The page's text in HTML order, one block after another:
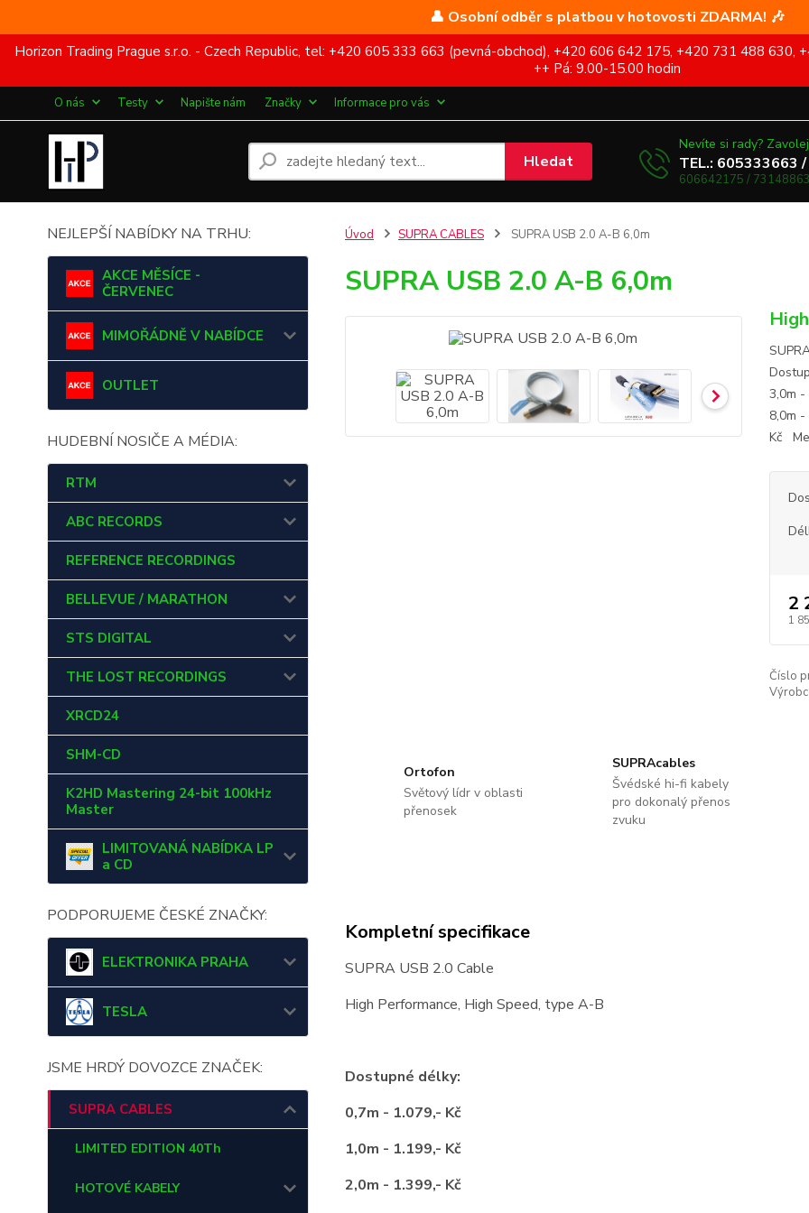
👤 Osobní odběr s platbou v hotovosti ZDARMA! 🎶
Horizon Trading Prague s.r.o. - Czech Republic, tel: +420 605 333 663 (pevná-obchod), +420 606 642 175, +420 731 488
++ Pá: 9.00-15.00 hodin
O nás Testy Napište nám Značky Informace pro vás
Hledat
Nevíte si rady?
TEL.: 605333663 /
606642175 /
NEJLEPŠÍ NABÍDKY NA TRHU:
AKCE MĚSÍCE -
ČERVENEC
MIMOŘÁDNĚ V NABÍDCE
OUTLET
HUDEBNÍ NOSIČE A MÉDIA:
RTM
ABC RECORDS
REFERENCE RECORDINGS
BELLEVUE / MARATHON
STS DIGITAL
THE LOST RECORDINGS
XRCD24
SHM-CD
K2HD Mastering 24-bit 100kHz
Master
LIMITOVANÁ NABÍDKA LP
a CD
PODPORUJEME ČESKÉ ZNAČKY:
ELEKTRONIKA PRAHA
TESLA
JSME HRDÝ DOVOZCE ZNAČEK:
SUPRA CABLES
LIMITED EDITION 40Th
HOTOVÉ KABELY
Úvod SUPRA CABLES SUPRA USB 2.0 A-B 6,0m
SUPRA USB 2.0 A-B 6,0m
3,0m -
8,0m -
Kč
2
1
Číslo
Ortofon
Světový lídr v oblasti
přenosek
SUPRAcables
Švédské hi-fi kabely
pro dokonalý přenos
zvuku
Kompletní specifikace
SUPRA USB 2.0 Cable
High Performance, High Speed, type A-B
Dostupné délky:
0,7m - 1.079,- Kč
1,0m - 1.199,- Kč
2,0m - 1.399,- Kč